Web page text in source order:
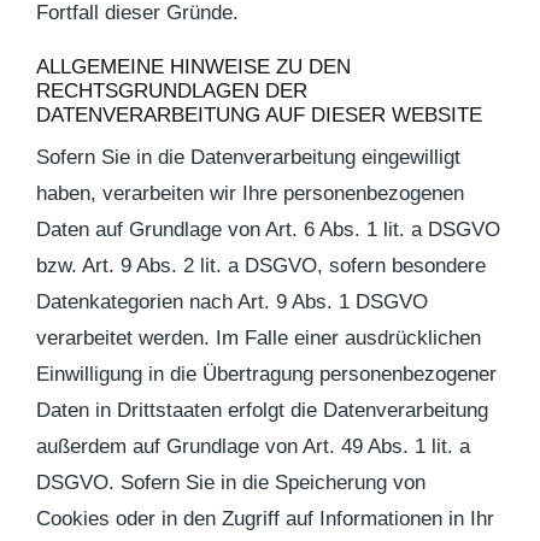
Fortfall dieser Gründe.
ALLGEMEINE HINWEISE ZU DEN
RECHTSGRUNDLAGEN DER
DATENVERARBEITUNG AUF DIESER WEBSITE
Sofern Sie in die Datenverarbeitung eingewilligt
haben, verarbeiten wir Ihre personenbezogenen
Daten auf Grundlage von Art. 6 Abs. 1 lit. a DSGVO
bzw. Art. 9 Abs. 2 lit. a DSGVO, sofern besondere
Datenkategorien nach Art. 9 Abs. 1 DSGVO
verarbeitet werden. Im Falle einer ausdrücklichen
Einwilligung in die Übertragung personenbezogener
Daten in Drittstaaten erfolgt die Datenverarbeitung
außerdem auf Grundlage von Art. 49 Abs. 1 lit. a
DSGVO. Sofern Sie in die Speicherung von
Cookies oder in den Zugriff auf Informationen in Ihr